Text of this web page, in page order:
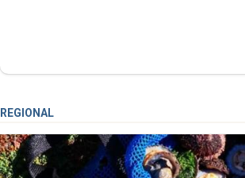
REGIONAL